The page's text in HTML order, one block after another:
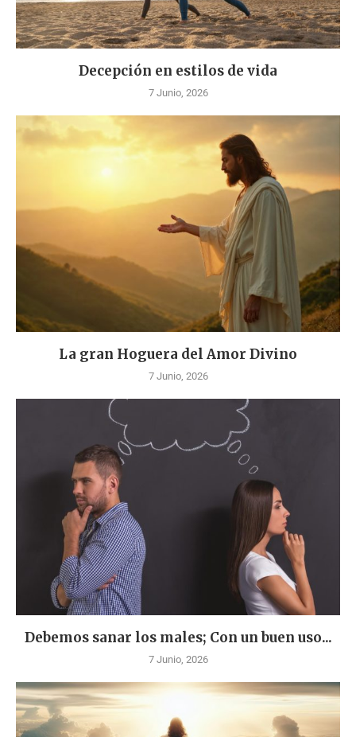
Decepción en estilos de vida
7 Junio, 2026
La gran Hoguera del Amor Divino
7 Junio, 2026
Debemos sanar los males; Con un buen uso...
7 Junio, 2026